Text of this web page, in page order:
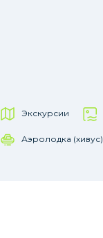
Экскурсии
Аэролодка (хивус)